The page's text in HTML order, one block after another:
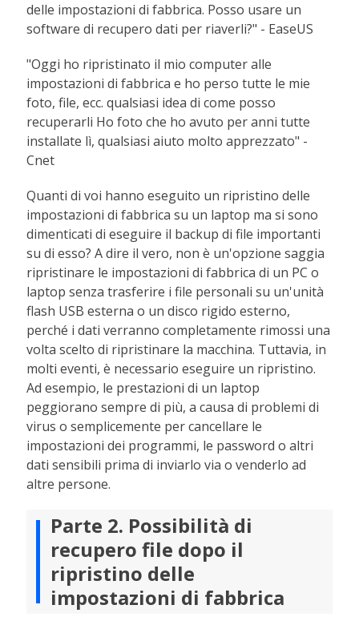
delle impostazioni di fabbrica. Posso usare un
software di recupero dati per riaverli?" - EaseUS
"Oggi ho ripristinato il mio computer alle
impostazioni di fabbrica e ho perso tutte le mie
foto, file, ecc. qualsiasi idea di come posso
recuperarli Ho foto che ho avuto per anni tutte
installate lì, qualsiasi aiuto molto apprezzato" -
Cnet
Quanti di voi hanno eseguito un ripristino delle
impostazioni di fabbrica su un laptop ma si sono
dimenticati di eseguire il backup di file importanti
su di esso? A dire il vero, non è un'opzione saggia
ripristinare le impostazioni di fabbrica di un PC o
laptop senza trasferire i file personali su un'unità
flash USB esterna o un disco rigido esterno,
perché i dati verranno completamente rimossi una
volta scelto di ripristinare la macchina. Tuttavia, in
molti eventi, è necessario eseguire un ripristino.
Ad esempio, le prestazioni di un laptop
peggiorano sempre di più, a causa di problemi di
virus o semplicemente per cancellare le
impostazioni dei programmi, le password o altri
dati sensibili prima di inviarlo via o venderlo ad
altre persone.
Parte 2. Possibilità di
recupero file dopo il
ripristino delle
impostazioni di fabbrica